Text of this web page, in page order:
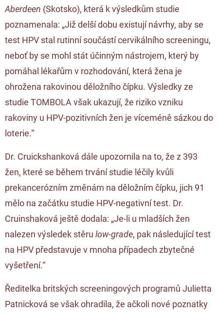
Aberdeen (Skotsko), která k výsledkům studie
poznamenala: „Již delší dobu existují návrhy, aby se
test HPV stal rutinní součástí cervikálního screeningu,
neboť by se mohl stát účinným nástrojem, který by
pomáhal lékařům v rozhodování, která žena je
ohrožena rakovinou děložního čípku. Výsledky ze
studie TOMBOLA však ukazují, že riziko vzniku
rakoviny u HPV-pozitivních žen je víceméně sázkou do
loterie.“
Dr. Cruickshanková dále upozornila na to, že z 393
žen, které se během trvání studie léčily kvůli
prekancerózním změnám na děložním čípku, jich 91
mělo na začátku studie HPV-negativní test. Dr.
Cruinshaková ještě dodala: „Je-li u mladších žen
nalezen výsledek stěru low-grade, pak následující test
na HPV představuje v mnoha případech zbytečné
vyšetření.“
Ředitelka britských screeningových programů Julietta
Patnicková se však ohradila, že ačkoli nové poznatky